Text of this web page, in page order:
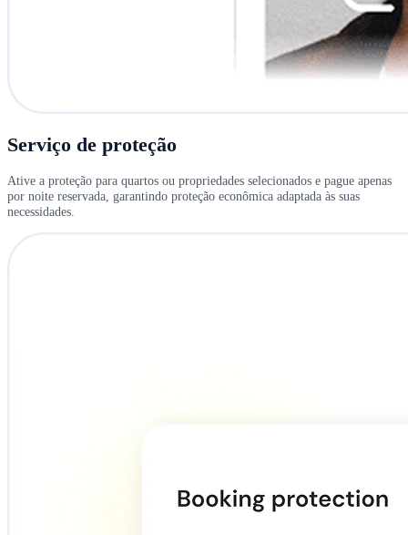
Serviço de proteção
Ative a proteção para quartos ou propriedades selecionados e pague apenas
por noite reservada, garantindo proteção econômica adaptada às suas
necessidades.